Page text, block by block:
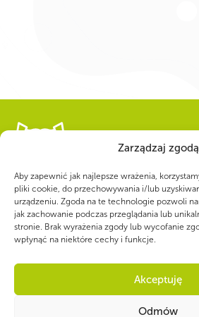
Zarządzaj zgodą
Aby zapewnić jak najlepsze wrażenia,
pliki cookie, do przechowywania i/lub
urządzeniu. Zgoda na te technologie pozwoli
jak zachowanie podczas przeglądania lub
stronie. Brak wyrażenia zgody lub wycofanie
wpłynąć na niektóre cechy i funkcje.
Akceptuję
Odmów
Twoje
siła!
Numer konta do darowizn na
22 1140 1010 0000